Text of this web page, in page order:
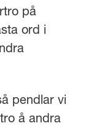
på
ord i
pendlar vi
å andra